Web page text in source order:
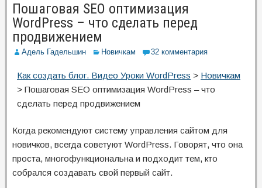
Пошаговая SEO оптимизация
WordPress – что сделать перед
продвижением
Адель Гадельшин Новичкам 32 комментария
Как создать блог. Видео Уроки WordPress > Новичкам
> Пошаговая SEO оптимизация WordPress – что
сделать перед продвижением
Когда рекомендуют систему управления сайтом для
новичков, всегда советуют WordPress. Говорят, что она
проста, многофункциональна и подходит тем, кто
собрался создавать свой первый сайт.